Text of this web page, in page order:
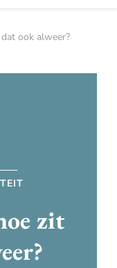
dat ook alweer?
zit